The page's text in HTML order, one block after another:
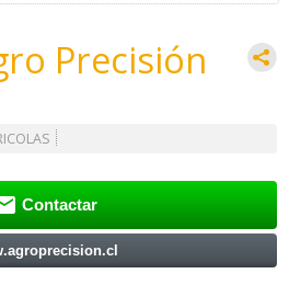
Precisión
Contactar